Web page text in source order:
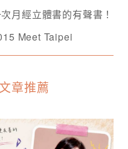
月經立體書的有聲書！
Meet Taipei
章推薦